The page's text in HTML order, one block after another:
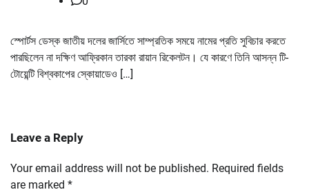
স্পোর্টস ডেস্ক জাতীয় দলের জার্সিতে সাম্প্রতিক সময়ে নামের প্রতি সুবিচার করতে
পারছিলেন না দক্ষিণ আফ্রিকান তারকা রায়ান রিকেলটন। যে কারণে তিনি আসন্ন টি-
টোয়েন্টি বিশ্বকাপের স্কোয়াডেও […]
Leave a Reply
Your email address will not be published. Required fields
are marked *